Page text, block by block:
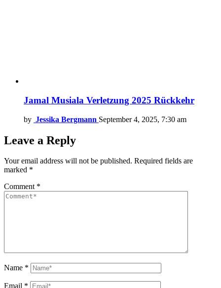
Jamal Musiala Verletzung 2025 Rückkehr
by Jessika Bergmann September 4, 2025, 7:30 am
Leave a Reply
Your email address will not be published. Required fields are
marked *
Comment *
Name *
Email *